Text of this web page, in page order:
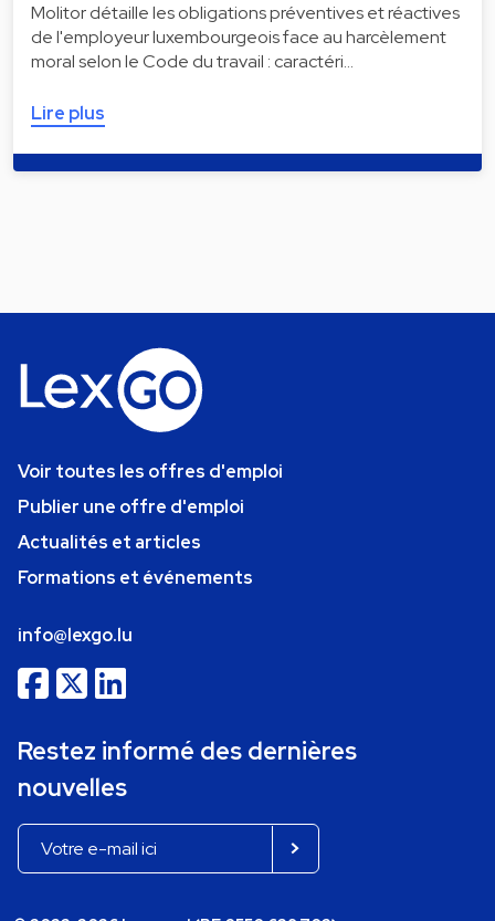
Molitor détaille les obligations préventives et réactives
de l'employeur luxembourgeois face au harcèlement
moral selon le Code du travail : caractéri…
Lire plus
Voir toutes les offres d'emploi
Publier une offre d'emploi
Actualités et articles
Formations et événements
info@lexgo.lu
Restez informé des dernières
nouvelles